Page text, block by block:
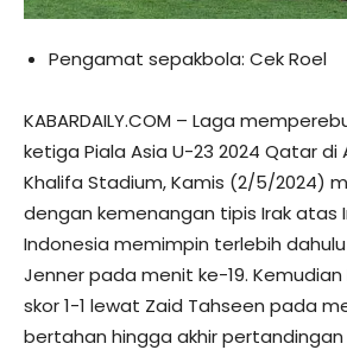
Pengamat sepakbola: Cek Roel
KABARDAILY.COM – Laga
ketiga Piala Asia U-23 2024 Qatar di
Khalifa Stadium, Kamis (2/5/2024)
dengan kemenangan tipis Irak atas
Indonesia memimpin terlebih
Jenner pada menit ke-19.
skor 1-1 lewat Zaid Tahseen pada
bertahan hingga akhir